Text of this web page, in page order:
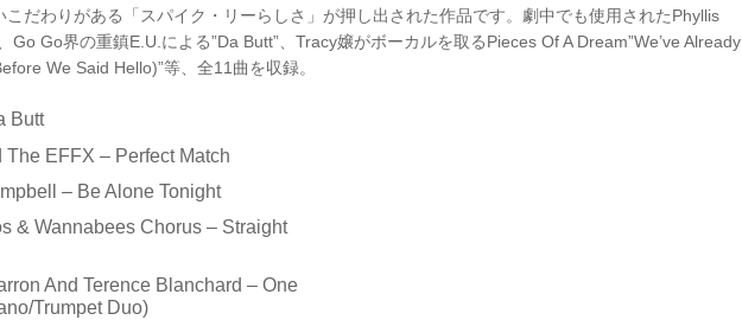
こだわりがある「スパイク・リーらしさ」が押し出された作品です。劇中でも使用されたPhyllis
Go Go界の重鎮E.U.による”Da Butt”、Tracy嬢がボーカルを取るPieces Of A Dream”We’ve Already
We Said Hello)”等、全11曲を収録。
Butt
The EFFX – Perfect Match
– Be Alone Tonight
& Wannabees Chorus – Straight
And Terence Blanchard – One
Trumpet Duo)